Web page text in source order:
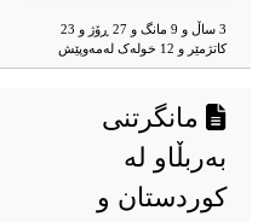
3 ساڵ و 9 مانگ و 27 ڕۆژ و 23
کاتژمێر و 12 خوله‌ک له‌مه‌وپێش‌
مانگرتنی
بەربڵاو لە
کوردستان و